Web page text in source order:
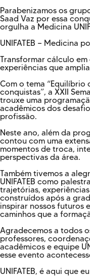
Parabenizamos os
Saad Vaz por essa
orgulha a Medicina
UNIFATEB — Medicina
Transformar cálculo
experiências que
Com o tema
conquistas”, a XXII
trouxe uma
acadêmicos dos
profissão.
Neste ano, além da
contou com uma
momentos de troca,
perspectivas da área.
Também tivemos a
UNIFATEB como
trajetórias,
construídos após a
inspirar nossos futuros
caminhos que a
Agradecemos a todos
professores,
acadêmicos e equipe
esse evento
UNIFATEB, é aqui que